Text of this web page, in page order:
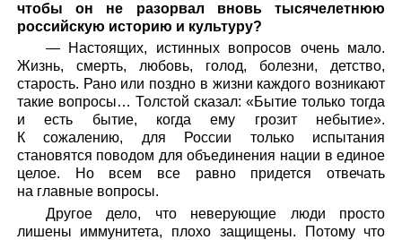
чтобы он не разорвал вновь тысячелетнюю
российскую историю и культуру?
— Настоящих, истинных вопросов очень мало.
Жизнь, смерть, любовь, голод, болезни, детство,
старость. Рано или поздно в жизни каждого возникают
такие вопросы… Толстой сказал: «Бытие только тогда
и есть бытие, когда ему грозит небытие».
К сожалению, для России только испытания
становятся поводом для объединения нации в единое
целое. Но всем все равно придется отвечать
на главные вопросы.
Другое дело, что неверующие люди просто
лишены иммунитета, плохо защищены. Потому что